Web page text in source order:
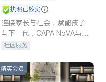
执照已核实
连接家长与社会，赋能孩子
与下一代，CAPA NoVA与您
携手建设包容、公平、充满
社区服务
精英会员